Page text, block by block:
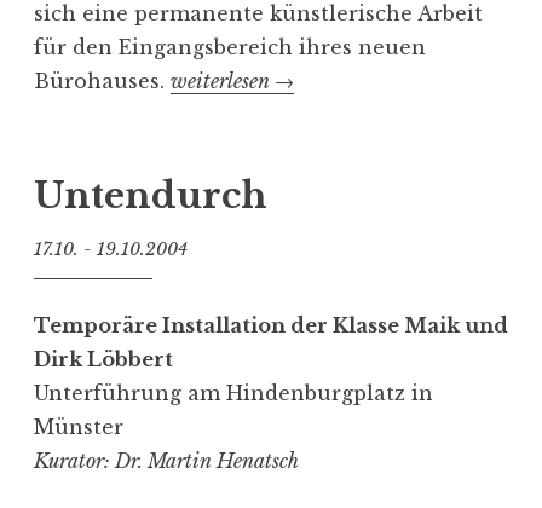
Ö
c
sich eine perma­nente künst­le­rische Arbeit
für den Eingangs­be­reich ihres neuen
Bürohauses. „
n
t
w
e
t
­
weiterlesen →
Unten­durch
17.10. - 19.10.2004
Temporäre Instal­lation der Klasse Maik und
Dirk Löbbert
Unter­führung am Hinden­burg­platz in
Münster
Kurator: Dr. Martin Henatsch